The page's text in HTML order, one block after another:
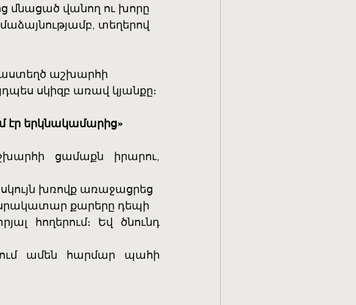
մնացած վանող ու խորը
տեղերով
աշխարհի
սկիզբ առավ կյանքը։
էր երկնակամարից»
խռովք առաջացրեց
սրակատար քարերը դեպի
հողերում։ Եվ ծնունդ
ամեն հարմար պահի